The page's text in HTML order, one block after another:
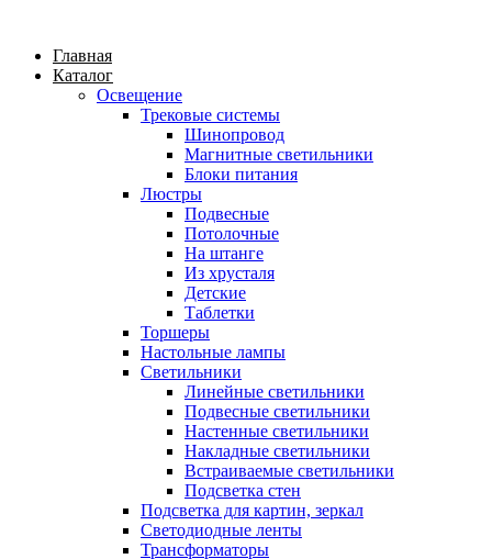
Главная
Каталог
Освещение
Трековые системы
Шинопровод
Магнитные светильники
Блоки питания
Люстры
Подвесные
Потолочные
На штанге
Из хрусталя
Детские
Таблетки
Торшеры
Настольные лампы
Светильники
Линейные светильники
Подвесные светильники
Настенные светильники
Накладные светильники
Встраиваемые светильники
Подсветка стен
Подсветка для картин, зеркал
Светодиодные ленты
Трансформаторы